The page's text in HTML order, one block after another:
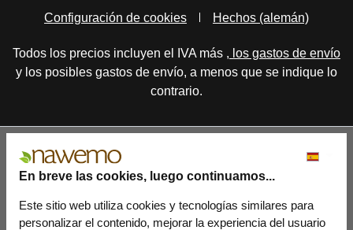
En breve las cookies, luego continuamos...
Este sitio web utiliza cookies y tecnologías similares para
personalizar el contenido, mejorar la experiencia del usuario
Configuración de cookies
Hechos (alemán)
Todos los precios incluyen el IVA más , los gastos de envío
y los posibles gastos de envío, a menos que se indique lo
contrario.